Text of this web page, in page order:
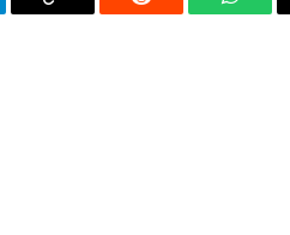
Copy
Reddit